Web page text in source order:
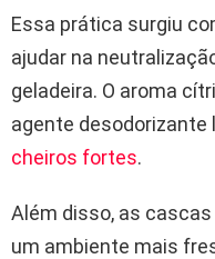
Essa prática surgiu
ajudar na
geladeira. O aroma
agente desodorizante
cheiros fortes.
Além disso, as
um ambiente mais